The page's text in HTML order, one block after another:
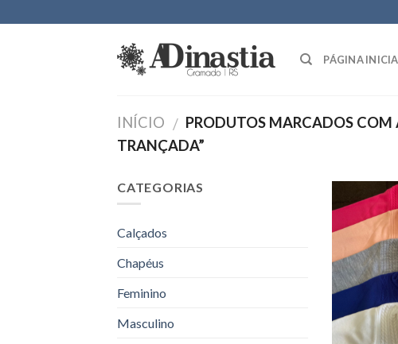
to
PÁGINA
INÍCIO / PRODUTOS MARCADOS COM
TRANÇADA”
CATEGORIAS
Calçados
Chapéus
Feminino
Masculino